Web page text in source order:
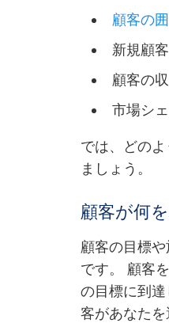
顧客の
新規顧客
顧客の収
市場シェ
では、どの
ましょう。
顧客が何
顧客の目標
です。 顧客
の目標に到
客があなたを